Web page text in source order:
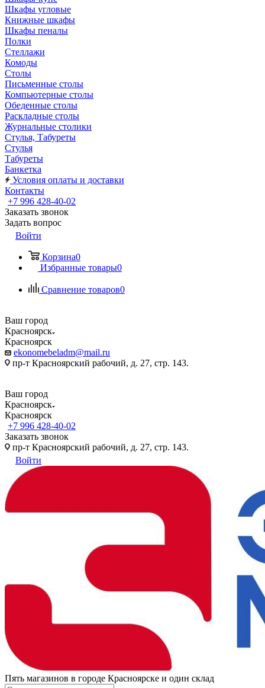
Шкафы угловые
Книжные шкафы
Шкафы пеналы
Полки
Стеллажи
Комоды
Столы
Письменные столы
Компьютерные столы
Обеденные столы
Раскладные столы
Журнальные столики
Стулья, Табуреты
Стулья
Табуреты
Банкетка
Условия оплаты и доставки
Контакты
+7 996 428-40-02
Заказать звонок
Задать вопрос
Войти
Корзина0
Избранные товары0
Сравнение товаров0
Ваш город
Красноярск
Красноярск
ekonomebeladm@mail.ru
пр-т Красноярский рабочий, д. 27, стр. 143.
Ваш город
Красноярск
Красноярск
+7 996 428-40-02
Заказать звонок
пр-т Красноярский рабочий, д. 27, стр. 143.
Войти
Пять магазинов в городе Красноярске и один склад